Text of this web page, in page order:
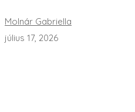
Molnár Gabriella
július 17, 2026